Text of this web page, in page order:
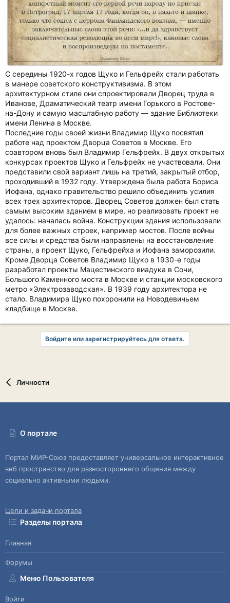
С середины 1920-х годов Щуко и Гельфрейх стали работать
в манере советского конструктивизма. В этом
архитектурном стиле они спроектировали Дворец труда в
Иванове, Драматический театр имени Горького в Ростове-
на-Дону и самую масштабную работу — здание Библиотеки
имени Ленина в Москве.
Последние годы своей жизни Владимир Щуко посвятил
работе над проектом Дворца Советов в Москве. Его
соавтором вновь был Владимир Гельфрейх. В двух открытых
конкурсах проектов Щуко и Гельфрейх не участвовали. Они
представили свой вариант лишь на третий, закрытый отбор,
проходивший в 1932 году. Утверждена была работа Бориса
Иофана, однако правительство решило объединить усилия
всех трех архитекторов. Дворец Советов должен был стать
самым высоким зданием в мире, но реализовать проект не
удалось: началась война. Конструкции здания использовали
для более важных строек, например мостов. После войны
все силы и средства были направлены на восстановление
страны, а проект Щуко, Гельфрейха и Иофана заморозили.
Кроме Дворца Советов Владимир Щуко в 1930-е годы
разработал проекты Мацестинского виадука в Сочи,
Большого Каменного моста в Москве и станции московского
метро «Электрозаводская». В 1939 году архитектора не
стало. Владимира Щуко похоронили на Новодевичьем
кладбище в Москве.
Войдите или зарегистрируйтесь для ответа.
Личности
О портале
Портал МИР-Союз предоставляет универсальное интерактивное
веб пространство для разностороннего общения между
социально активными людьми.
Цели и задачи портала
Разделы портала
Главная
Форумы
Меню Пользователя
Войти